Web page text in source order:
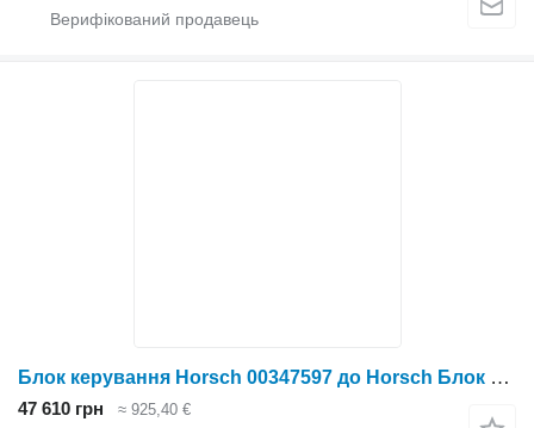
Блок керування Horsch 00347597 до Horsch Блок управління
47 610 грн ≈ 925,40 €